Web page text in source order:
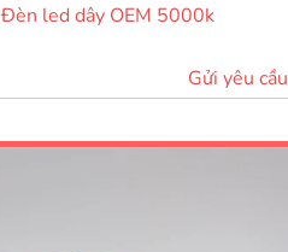
Đèn led dây OEM 5000k
Gửi yêu cầu